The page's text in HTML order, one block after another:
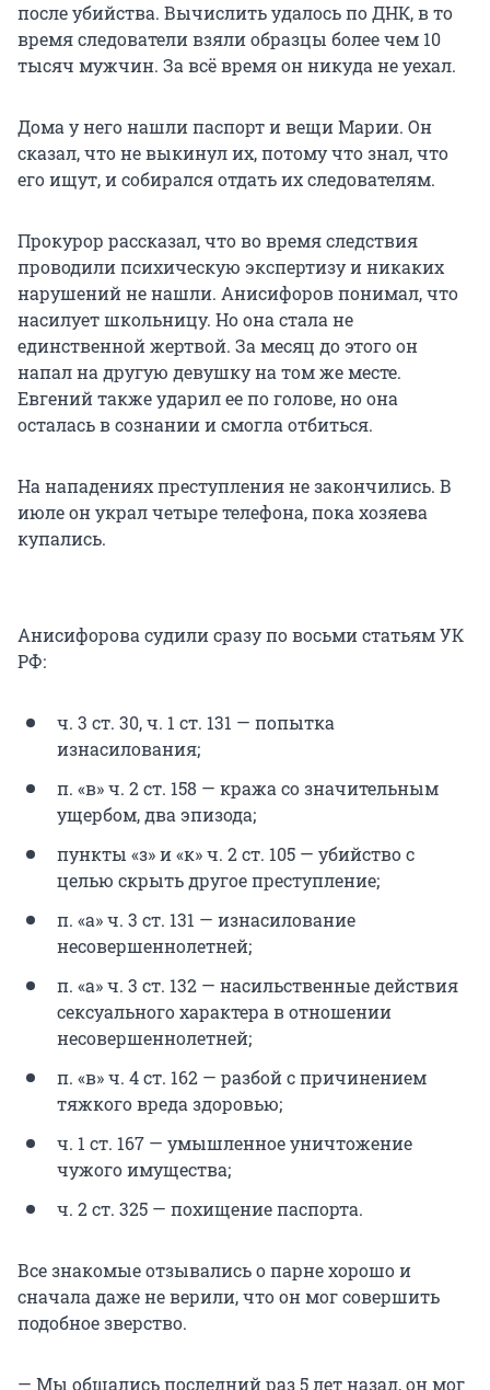
после убийства. Вычислить удалось по ДНК, в то
время следователи взяли образцы более чем 10
тысяч мужчин. За всё время он никуда не уехал.
Дома у него нашли паспорт и вещи Марии. Он
сказал, что не выкинул их, потому что знал, что
его ищут, и собирался отдать их следователям.
Прокурор рассказал, что во время следствия
проводили психическую экспертизу и никаких
нарушений не нашли. Анисифоров понимал, что
насилует школьницу. Но она стала не
единственной жертвой. За месяц до этого он
напал на другую девушку на том же месте.
Евгений также ударил ее по голове, но она
осталась в сознании и смогла отбиться.
На нападениях преступления не закончились. В
июле он украл четыре телефона, пока хозяева
купались.
Анисифорова судили сразу по восьми статьям УК
РФ:
ч. 3 ст. 30, ч. 1 ст. 131 — попытка
изнасилования;
п. «в» ч. 2 ст. 158 — кража со значительным
ущербом, два эпизода;
пункты «з» и «к» ч. 2 ст. 105 — убийство с
целью скрыть другое преступление;
п. «а» ч. 3 ст. 131 — изнасилование
несовершеннолетней;
п. «а» ч. 3 ст. 132 — насильственные действия
сексуального характера в отношении
несовершеннолетней;
п. «в» ч. 4 ст. 162 — разбой с причинением
тяжкого вреда здоровью;
ч. 1 ст. 167 — умышленное уничтожение
чужого имущества;
ч. 2 ст. 325 — похищение паспорта.
Все знакомые отзывались о парне хорошо и
сначала даже не верили, что он мог совершить
подобное зверство.
— Мы общались последний раз 5 лет назад, он мог